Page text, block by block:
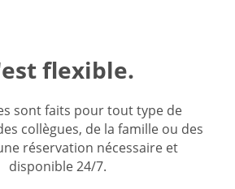
flexible.
sont faits pour tout type de
collègues, de la famille ou des
réservation nécessaire et
disponible 24/7.